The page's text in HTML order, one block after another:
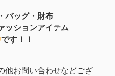
バッグ・財布
ッションアイテム
です！！
他お問い合わせなどござ